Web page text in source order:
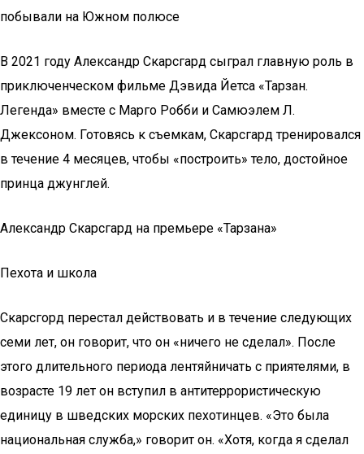
побывали на Южном полюсе
В 2021 году Александр Скарсгард сыграл главную роль в
приключенческом фильме Дэвида Йетса «Тарзан.
Легенда» вместе с Марго Робби и Самюэлем Л.
Джексоном. Готовясь к съемкам, Скарсгард тренировался
в течение 4 месяцев, чтобы «построить» тело, достойное
принца джунглей.
Александр Скарсгард на премьере «Тарзана»
Пехота и школа
Скарсгорд перестал действовать и в течение следующих
семи лет, он говорит, что он «ничего не сделал». После
этого длительного периода лентяйничать с приятелями, в
возрасте 19 лет он вступил в антитеррористическую
единицу в шведских морских пехотинцев. «Это была
национальная служба,» говорит он. «Хотя, когда я сделал